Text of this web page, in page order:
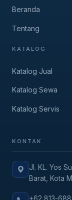
Beranda
Tentang
KATALOG
Katalog Jual
Katalog Sewa
Katalog Servis
KONTAK
Jl. KL. Yos
Barat, Kota